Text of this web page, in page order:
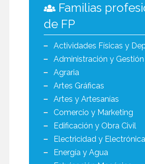
Familias
de FP
Actividades Físicas y
Administración y Gestión
Agraria
Artes Gráficas
Artes y Artesanías
Comercio y Marketing
Edificación y Obra Civil
Electricidad y Electrónica
Energía y Agua